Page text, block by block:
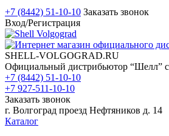
+7 (8442) 51-10-10 Заказать звонок
Вход/Регистрация
SHELL-VOLGOGRAD.RU
Официальный дистрибьютор “Шелл” с
+7 (8442) 51-10-10
+7 927-511-10-10
Заказать звонок
г. Волгоград проезд Нефтяников д. 14
Каталог